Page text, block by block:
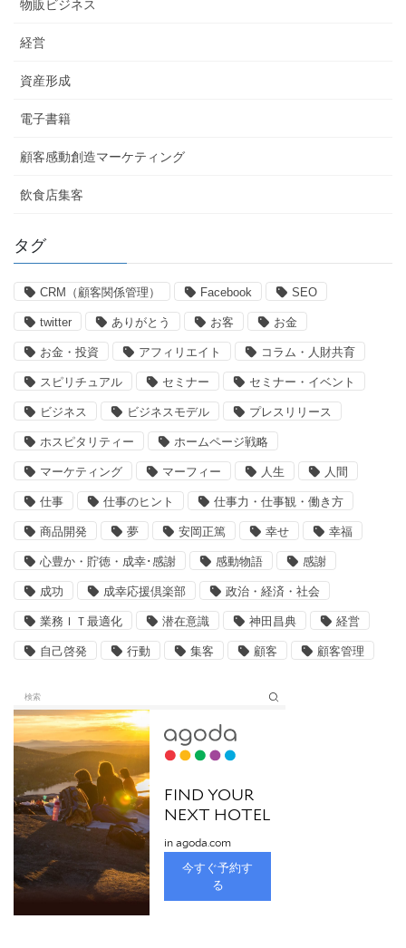
物販ビジネス
経営
資産形成
電子書籍
顧客感動創造マーケティング
飲食店集客
タグ
CRM（顧客関係管理） Facebook SEO
twitter ありがとう お客 お金
お金・投資 アフィリエイト コラム・人財共育
スピリチュアル セミナー セミナー・イベント
ビジネス ビジネスモデル プレスリリース
ホスピタリティー ホームページ戦略
マーケティング マーフィー 人生 人間
仕事 仕事のヒント 仕事力・仕事観・働き方
商品開発 夢 安岡正篤 幸せ 幸福
心豊か・貯徳・成幸･感謝 感動物語 感謝
成功 成幸応援倶楽部 政治・経済・社会
業務ＩＴ最適化 潜在意識 神田昌典 経営
自己啓発 行動 集客 顧客 顧客管理